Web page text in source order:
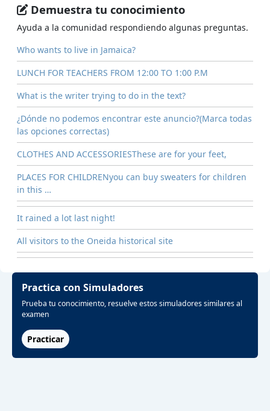
Demuestra tu conocimiento
Ayuda a la comunidad respondiendo algunas preguntas.
Who wants to live in Jamaica?
LUNCH FOR TEACHERS FROM 12:00 TO 1:00 P.M
What is the writer trying to do in the text?
¿Dónde no podemos encontrar este anuncio?(Marca todas
las opciones correctas)
CLOTHES AND ACCESSORIESThese are for your feet,
PLACES FOR CHILDRENyou can buy sweaters for children
in this …
It rained a lot last night!
All visitors to the Oneida historical site
Practica con Simuladores
Prueba tu conocimiento, resuelve estos simuladores similares al
examen
Practicar